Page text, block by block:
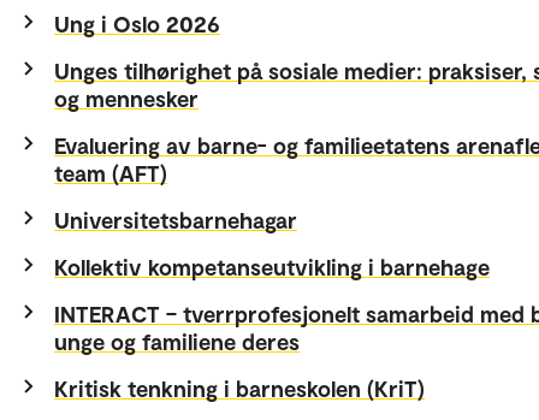
Ung i Oslo 2026
Unges tilhørighet på sosiale medier: praksiser,
og mennesker
Evaluering av barne- og familieetatens
team (AFT)
Universitetsbarnehagar
Kollektiv kompetanseutvikling i barnehage
INTERACT – tverrprofesjonelt samarbeid med
unge og familiene deres
Kritisk tenkning i barneskolen (KriT)